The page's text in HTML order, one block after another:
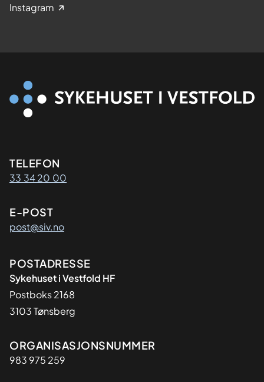
Instagram
Kontaktinformasjon
TELEFON
33 34 20 00
E-POST
post@siv.no
Adresse
POSTADRESSE
Sykehuset i Vestfold HF
Postboks 2168
3103 Tønsberg
Organisasjon
ORGANISASJONSNUMMER
983 975 259